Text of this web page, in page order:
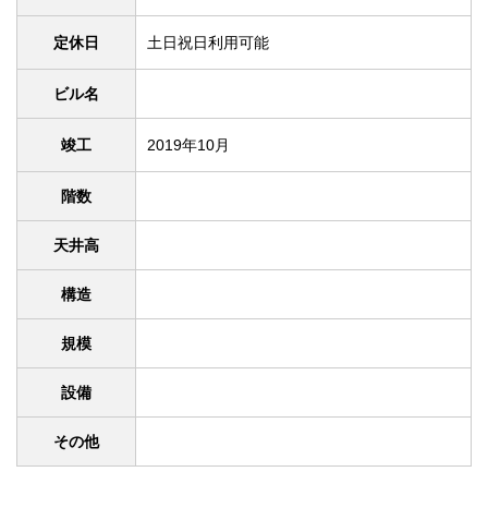
定休日 土日祝日利用可能
ビル名
竣工 2019年10月
階数
天井高
構造
規模
設備
その他